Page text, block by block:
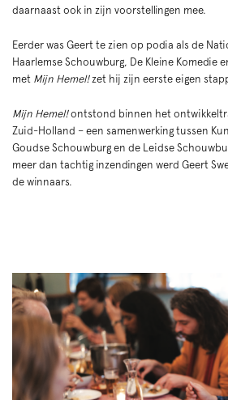
daarnaast ook in zijn voorstellingen mee.
Eerder was Geert te zien op podia als de
Haarlemse Schouwburg, De Kleine Komedie
met Mijn Hemel! zet hij zijn eerste eigen
Mijn Hemel!ontstond binnen het
Zuid-Holland – een samenwerking tussen
Goudse Schouwburg en de Leidse
meer dan tachtig inzendingen werd Geert
de winnaars.